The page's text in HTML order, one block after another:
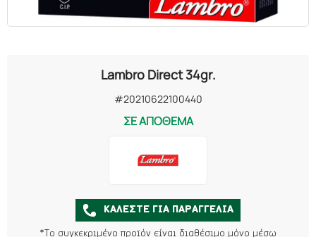
Lambro Direct 34gr.
#20210622100440
ΣΕ ΑΠΟΘΕΜΑ
ΚΑΛΕΣΤΕ ΓΙΑ ΠΑΡΑΓΓΕΛΙΑ
*Το συγκεκριμένο προϊόν είναι διαθέσιμο μόνο μέσω